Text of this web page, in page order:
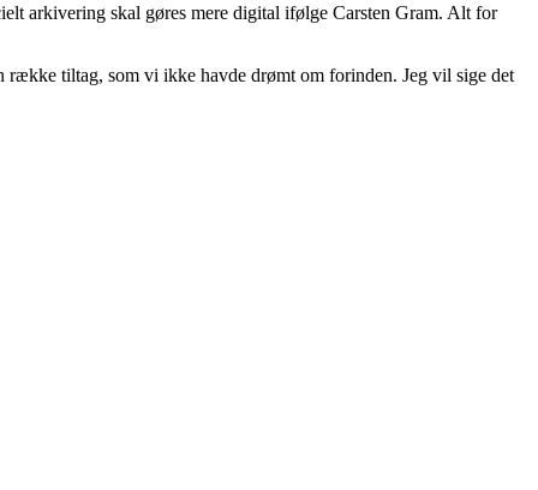
arkivering skal gøres mere digital ifølge Carsten Gram. Alt for
række tiltag, som vi ikke havde drømt om forinden. Jeg vil sige det